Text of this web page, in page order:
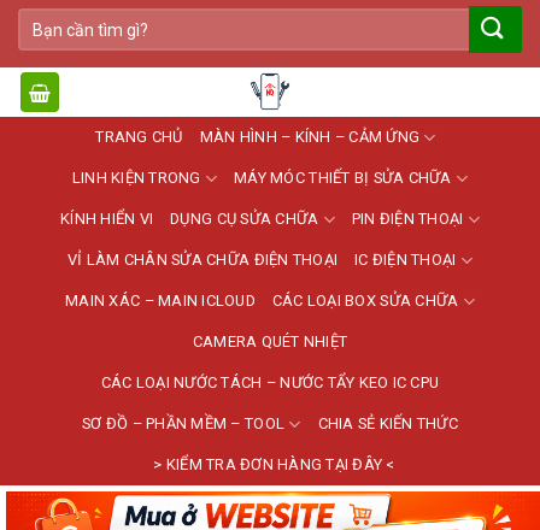
Bỏ
qua
nội
dung
Tìm
kiếm:
TRANG CHỦ MÀN HÌNH – KÍNH – CẢM ỨNG
LINH KIỆN TRONG MÁY MÓC THIẾT BỊ SỬA CHỮA
KÍNH HIỂN VI DỤNG CỤ SỬA CHỮA PIN ĐIỆN THOẠI
VỈ LÀM CHÂN SỬA CHỮA ĐIỆN THOẠI IC ĐIỆN THOẠI
MAIN XÁC – MAIN ICLOUD CÁC LOẠI BOX SỬA CHỮA
CAMERA QUÉT NHIỆT
CÁC LOẠI NƯỚC TÁCH – NƯỚC TẨY KEO IC CPU
SƠ ĐỒ – PHẦN MỀM – TOOL CHIA SẺ KIẾN THỨC
> KIỂM TRA ĐƠN HÀNG TẠI ĐÂY <